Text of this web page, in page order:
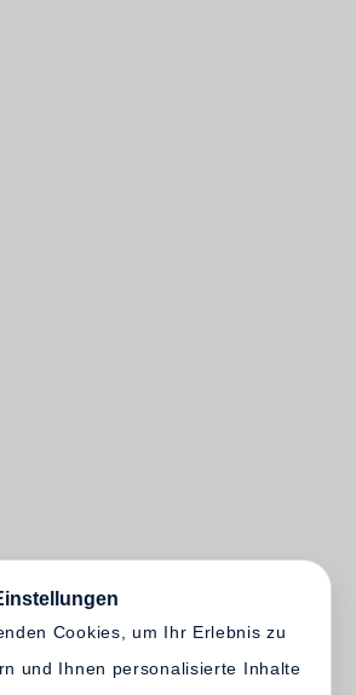
Cookies, um Ihr Erlebnis zu
und Ihnen personalisierte Inhalte